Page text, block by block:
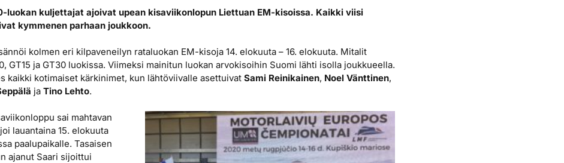
luokan kuljettajat ajoivat upean kisaviikonlopun Liettuan EM-kisoissa. Kaikki viisi
kymmenen parhaan joukkoon.
kolmen eri kilpaveneilyn rataluokan EM-kisoja 14. elokuuta – 16. elokuuta. Mitalit
GT15 ja GT30 luokissa. Viimeksi mainitun luokan arvokisoihin Suomi lähti isolla joukkueella.
kaikki kotimaiset kärkinimet, kun lähtöviivalle asettuivat Sami Reinikainen, Noel Vänttinen,
ja Tino Lehto.
sai mahtavan
lauantaina 15. elokuuta
paalupaikalle. Tasaisen
ajanut Saari sijoittui